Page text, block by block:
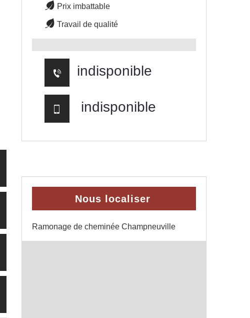
Prix imbattable
Travail de qualité
indisponible
indisponible
Nous localiser
Ramonage de cheminée Champneuville